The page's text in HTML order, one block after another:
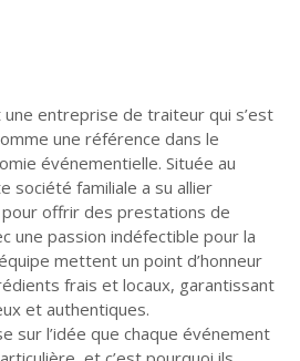
entreprise de traiteur qui s’est
une référence dans le
événementielle. Située au
société familiale a su allier
offrir des prestations de
une passion indéfectible pour la
mettent un point d’honneur
frais et locaux, garantissant
et authentiques.
sur l’idée que chaque événement